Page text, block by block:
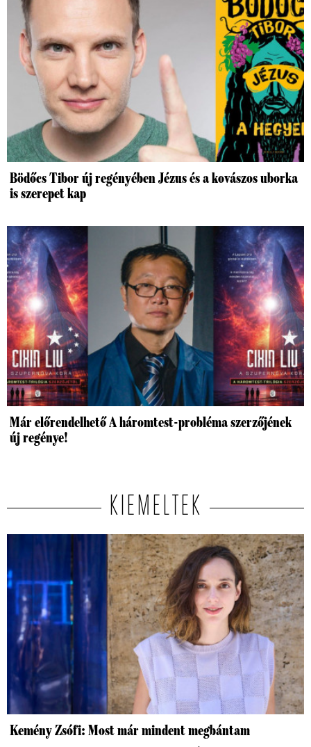
Bödőcs Tibor új regényében Jézus és a kovászos uborka
is szerepet kap
Már előrendelhető A háromtest-probléma szerzőjének
új regénye!
KIEMELTEK
Kemény Zsófi: Most már mindent megbántam